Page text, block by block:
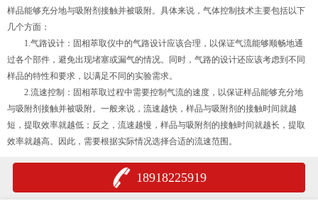
样品能够充分地与吸附剂接触并被吸附。具体来说，气体控制技术主要包括以下
几个方面：
1.气路设计：固相萃取仪中的气路设计应该合理，以保证气流能够顺畅地通
过各个部件，避免出现堵塞或漏气的情况。同时，气路的设计还应该考虑到不同
样品的特性和要求，以满足不同的实验需求。
2.流速控制：固相萃取过程中需要控制气流的速度，以保证样品能够充分地
与吸附剂接触并被吸附。一般来说，流速越快，样品与吸附剂的接触时间就越
短，提取效率就越低；反之，流速越慢，样品与吸附剂的接触时间就越长，提取
效率就越高。因此，需要根据实际情况选择合适的流速范围。
18918225919